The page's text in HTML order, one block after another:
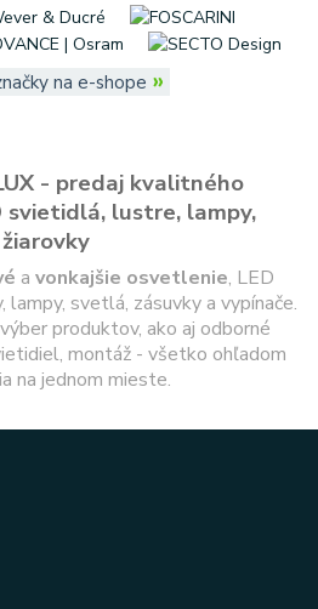
na e-shope »
- predaj kvalitného
svietidlá, lustre, lampy,
žiarovky
a vonkajšie osvetlenie, LED
svetlá, zásuvky a vypínače.
produktov, ako aj odborné
montáž - všetko ohľadom
na jednom mieste.